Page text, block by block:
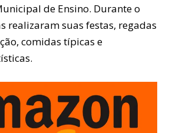
de Ensino. Durante o
realizaram suas festas, regadas
comidas típicas e